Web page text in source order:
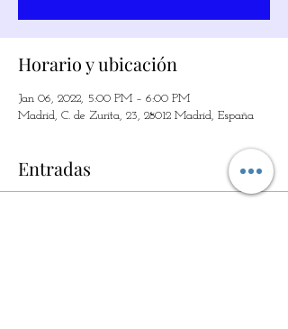
Horario y ubicación
Jan 06, 2022, 5:00 PM – 6:00 PM
Madrid, C. de Zurita, 23, 28012 Madrid, España
Entradas